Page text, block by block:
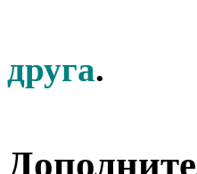
друга.